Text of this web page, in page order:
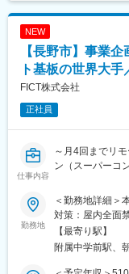
将来的には「製
変更の範囲：会
・KPI管理／利
行います。
・投資対効果の
るかを検証します
まずは当社の製
コスト算出や改
より経営に近い
る存在へのステ
た、将来的には
ございます。
■魅力：
NEW
【長野市】事業
ト基板の世界大
FICT株式会社
正社員
仕事内容
～月4回までリ
ン（スーパーコ
板製造部門が前
■業務内容：
事業企画部にお
益改善を担当し
・各事業の市場
勤務地
＜勤務地詳細＞
対策：屋内全面
ワーク含む）
【最寄り駅】
附属中学前駅、